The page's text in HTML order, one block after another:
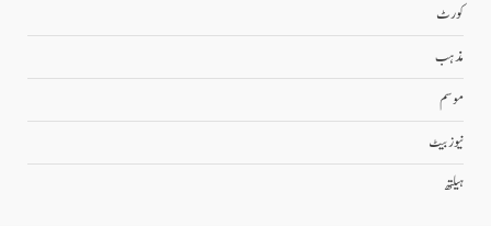
کورٹ
مذہب
موسم
نیوز بیٹ
ہیلتھ